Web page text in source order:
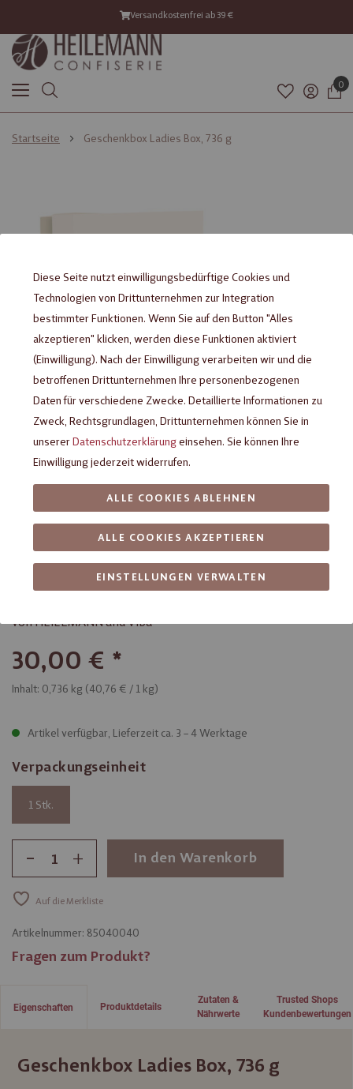
Versandkostenfrei ab 39 €
0
Startseite Geschenkbox Ladies Box, 736 g
Bildgalerie
Bildgalerie
Geschenkbox Ladies Box, 736 g
30,00 €
von HEILEMANN und Viba
Inhalt: 0,736 kg (40,76 € / 1 kg)
Artikel verfügbar, Lieferzeit ca. 3 – 4 Werktage
Verpackungseinheit
1
- + In den Warenkorb
Auf die Merkliste
Artikelnummer: 85040040
Fragen zum Produkt?
Eigenschaften
Geschenkbox Ladies Box, 736 g
Produktdetails
Zutaten &
Nährwerte
Trusted Shops
Kundenbewertungen
Diese Seite nutzt einwilligungsbedürftige Cookies und
Technologien von Drittunternehmen zur Integration
bestimmter Funktionen. Wenn Sie auf den Button "Alles
akzeptieren" klicken, werden diese Funktionen aktiviert
(Einwilligung). Nach der Einwilligung verarbeiten wir und die
betroffenen Drittunternehmen Ihre personenbezogenen
Daten für verschiedene Zwecke. Detaillierte Informationen zu
Zweck, Rechtsgrundlagen, Drittunternehmen können Sie in
unsererDatenschutzerklärungeinsehen. Sie können Ihre
Einwilligung jederzeit widerrufen.
EINSTELLUNGEN VERWALTEN
ALLE COOKIES AKZEPTIEREN
ALLE COOKIES ABLEHNEN